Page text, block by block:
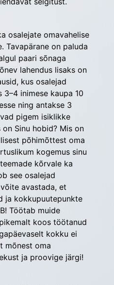
osalejate omavahelise
Tavapärane on paluda
paari sõnaga
lahendus lisaks on
kus osalejad
3–4 inimese kaupa 10
ning antakse 3
pigem isiklikke
Sinu hobid? Mis on
põhimõttest oma
kogemus sinu
kõrvale ka
see osalejad
avastada, et
ja kokkupuutepunkte
Töötab muide
koos töötanud
kokku ei
mõnest oma
ja proovige järgi!